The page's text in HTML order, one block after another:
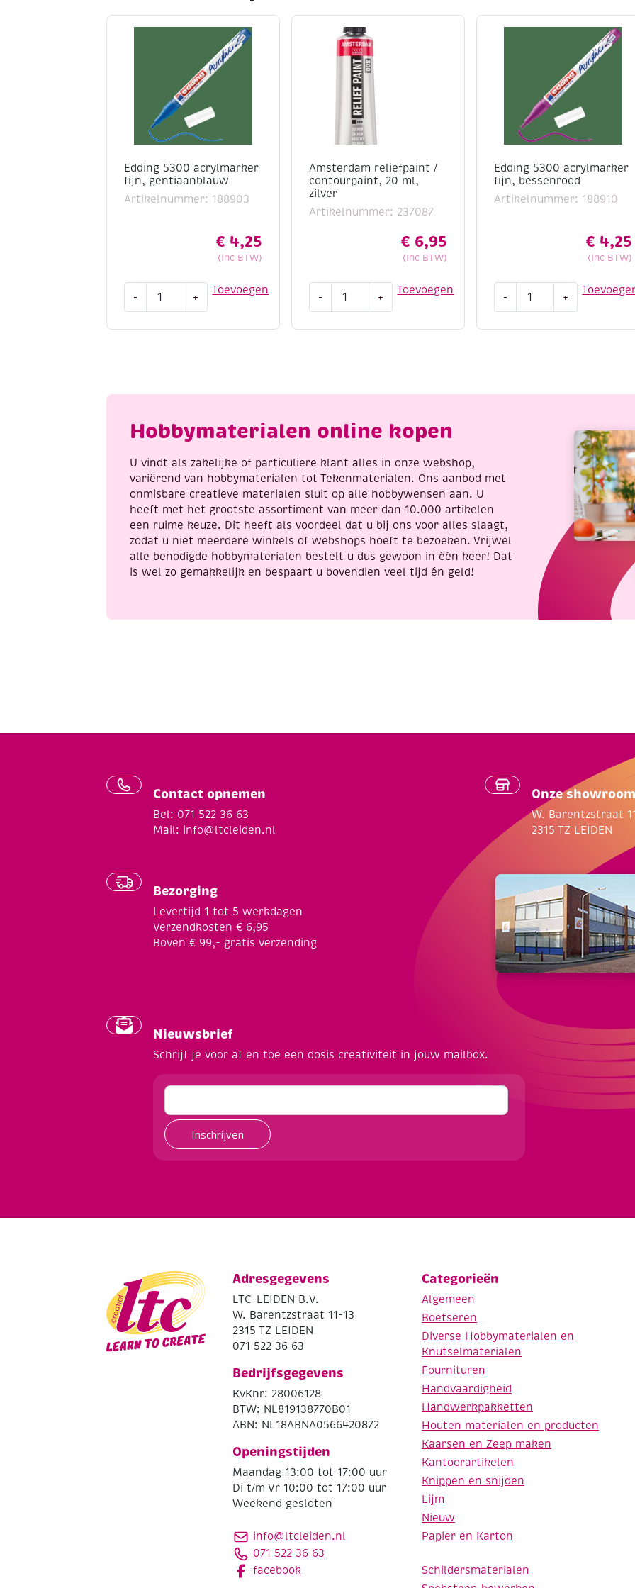
Edding 5300 acrylmarker
fijn, gentiaanblauw
Artikelnummer: 188903
€ 4,25
(Inc BTW)
Toevoegen
- +
Amsterdam reliefpaint /
contourpaint, 20 ml,
zilver
Artikelnummer: 237087
€ 6,95
(Inc BTW)
Toevoegen
-
reliefpaint
aantal
+
Edding 5300 acrylmarker
fijn, bessenrood
Artikelnummer: 188910
€ 4,25
(Inc BTW)
- +
Hobbymaterialen online kopen
U vindt als zakelijke of particuliere klant alles in onze webshop,
variërend van hobbymaterialen tot Tekenmaterialen. Ons aanbod met
onmisbare creatieve materialen sluit op alle hobbywensen aan. U
heeft met het grootste assortiment van meer dan 10.000 artikelen
een ruime keuze. Dit heeft als voordeel dat u bij ons voor alles slaagt,
zodat u niet meerdere winkels of webshops hoeft te bezoeken. Vrijwel
alle benodigde hobbymaterialen bestelt u dus gewoon in één keer! Dat
is wel zo gemakkelijk en bespaart u bovendien veel tijd én geld!
Contact opnemen
Bel: 071 522 36 63
Mail: info@ltcleiden.nl
Bezorging
Levertijd 1 tot 5 werkdagen
Verzendkosten € 6,95
Boven € 99,- gratis verzending
Onze showroom
W. Barentzstraat
2315 TZ LEIDEN
Nieuwsbrief
Schrijf je voor af en toe een dosis creativiteit in jouw mailbox.
Inschrijven
Adresgegevens
LTC-LEIDEN B.V.
W. Barentzstraat 11-13
2315 TZ LEIDEN
071 522 36 63
Bedrijfsgegevens
KvKnr: 28006128
BTW: NL819138770B01
ABN: NL18ABNA0566420872
Openingstijden
Maandag 13:00 tot 17:00 uur
Di t/m Vr 10:00 tot 17:00 uur
Weekend gesloten
info@ltcleiden.nl
071 522 36 63
facebook
Categorieën
Algemeen
Boetseren
Diverse Hobbymaterialen en
Knutselmaterialen
Fournituren
Handvaardigheid
Handwerkpakketten
Houten materialen en producten
Kaarsen en Zeep maken
Kantoorartikelen
Knippen en snijden
Lijm
Nieuw
Papier en Karton
Schildersmaterialen